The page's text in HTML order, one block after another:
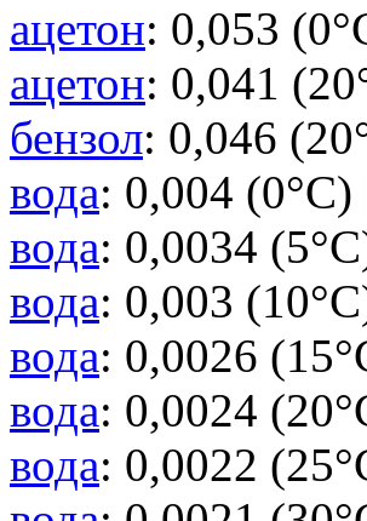
ацетон: 0,053
ацетон: 0,041
бензол: 0,046
вода: 0,004 (0°C)
вода: 0,0034
вода: 0,003
вода: 0,0026
вода: 0,0024
вода: 0,0022